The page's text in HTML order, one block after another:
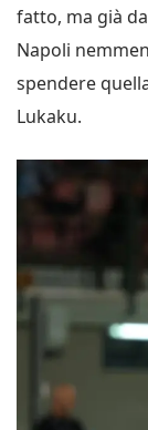
fatto, ma già
Napoli
spendere
Lukaku.